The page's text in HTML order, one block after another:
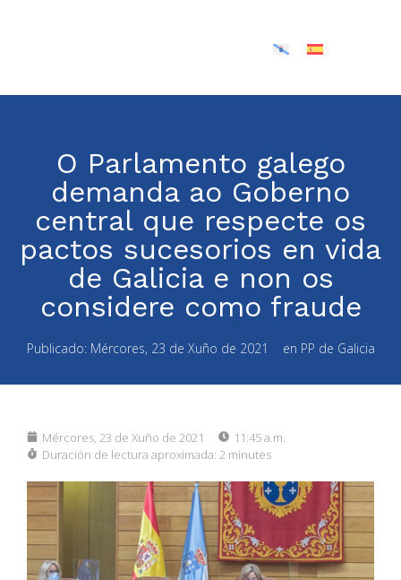
O Parlamento galego
demanda ao Goberno
central que respecte os
pactos sucesorios en vida
de Galicia e non os
considere como fraude
Publicado: Mércores, 23 de Xuño de 2021 en PP de Galicia
Mércores, 23 de Xuño de 2021
11:45 a.m.
Duración de lectura aproximada: 2 minutes